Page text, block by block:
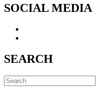
SOCIAL MEDIA
SEARCH